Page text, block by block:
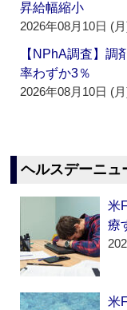
昇給幅縮小
2026年08月10日 (
【NPhA調査】調
率わずか3％
2026年08月10日 (
ヘルスデーニュ
米
療
米